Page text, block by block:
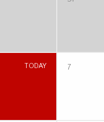
TODAY 7